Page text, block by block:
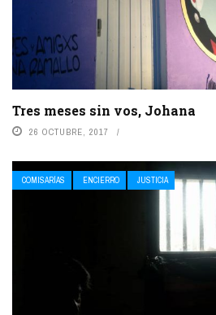
Tres meses sin vos, Johana
26 OCTUBRE, 2017
COMISARÍAS ENCIERRO JUSTICIA